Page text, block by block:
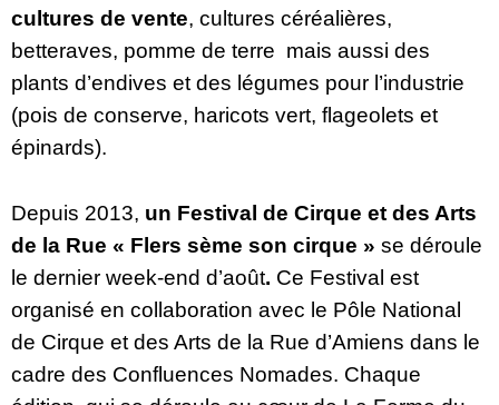
cultures de vente, cultures céréalières,
betteraves, pomme de terre  mais aussi des
plants d’endives et des légumes pour l’industrie
(pois de conserve, haricots vert, flageolets et
épinards).
Depuis 2013, un Festival de Cirque et des Arts
de la Rue « Flers sème son cirque » se déroule
le dernier week-end d’août. Ce Festival est
organisé en collaboration avec le Pôle National
de Cirque et des Arts de la Rue d’Amiens dans le
cadre des Confluences Nomades. Chaque